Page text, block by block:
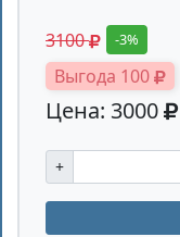
3100 -3%
Выгода 100
Цена: 3000
+